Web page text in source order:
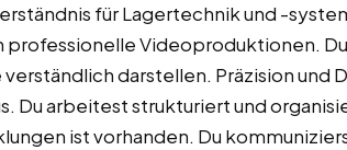
für Lagertechnik und -
Videoproduktionen.
darstellen. Präzision und
Du arbeitest strukturiert und
ist vorhanden. Du